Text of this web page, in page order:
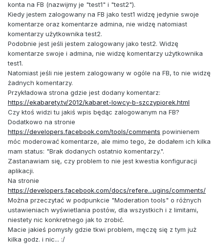
konta na FB (nazwijmy je "test1" i "test2").
Kiedy jestem zalogowany na FB jako test1 widzę jedynie swoje
komentarze oraz komentarze admina, nie widzę natomiast
komentarzy użytkownika test2.
Podobnie jest jeśli jestem zalogowany jako test2. Widzę
komentarze swoje i admina, nie widzę komentarzy użytkownika
test1.
Natomiast jeśli nie jestem zalogowany w ogóle na FB, to nie widzę
żadnych komentarzy.
Przykładowa strona gdzie jest dodany komentarz:
https://ekabarety.tv/2012/kabaret-lowcy-b-szczypiorek.html
Czy ktoś widzi tu jakiś wpis będąc zalogowanym na FB?
Dodatkowo na stronie
https://developers.facebook.com/tools/comments powinienem
móc moderować komentarze, ale mimo tego, że dodałem ich kilka
mam status: "Brak dodanych ostatnio komentarzy.".
Zastanawiam się, czy problem to nie jest kwestia konfiguracji
aplikacji.
Na stronie
https://developers.facebook.com/docs/refere...ugins/comments/
Można przeczytać w podpunkcie "Moderation tools" o różnych
ustawieniach wyświetlania postów, dla wszystkich i z limitami,
niestety nic konkretnego jak to zrobić.
Macie jakieś pomysły gdzie tkwi problem, męczę się z tym już
kilka godz. i nic... :/